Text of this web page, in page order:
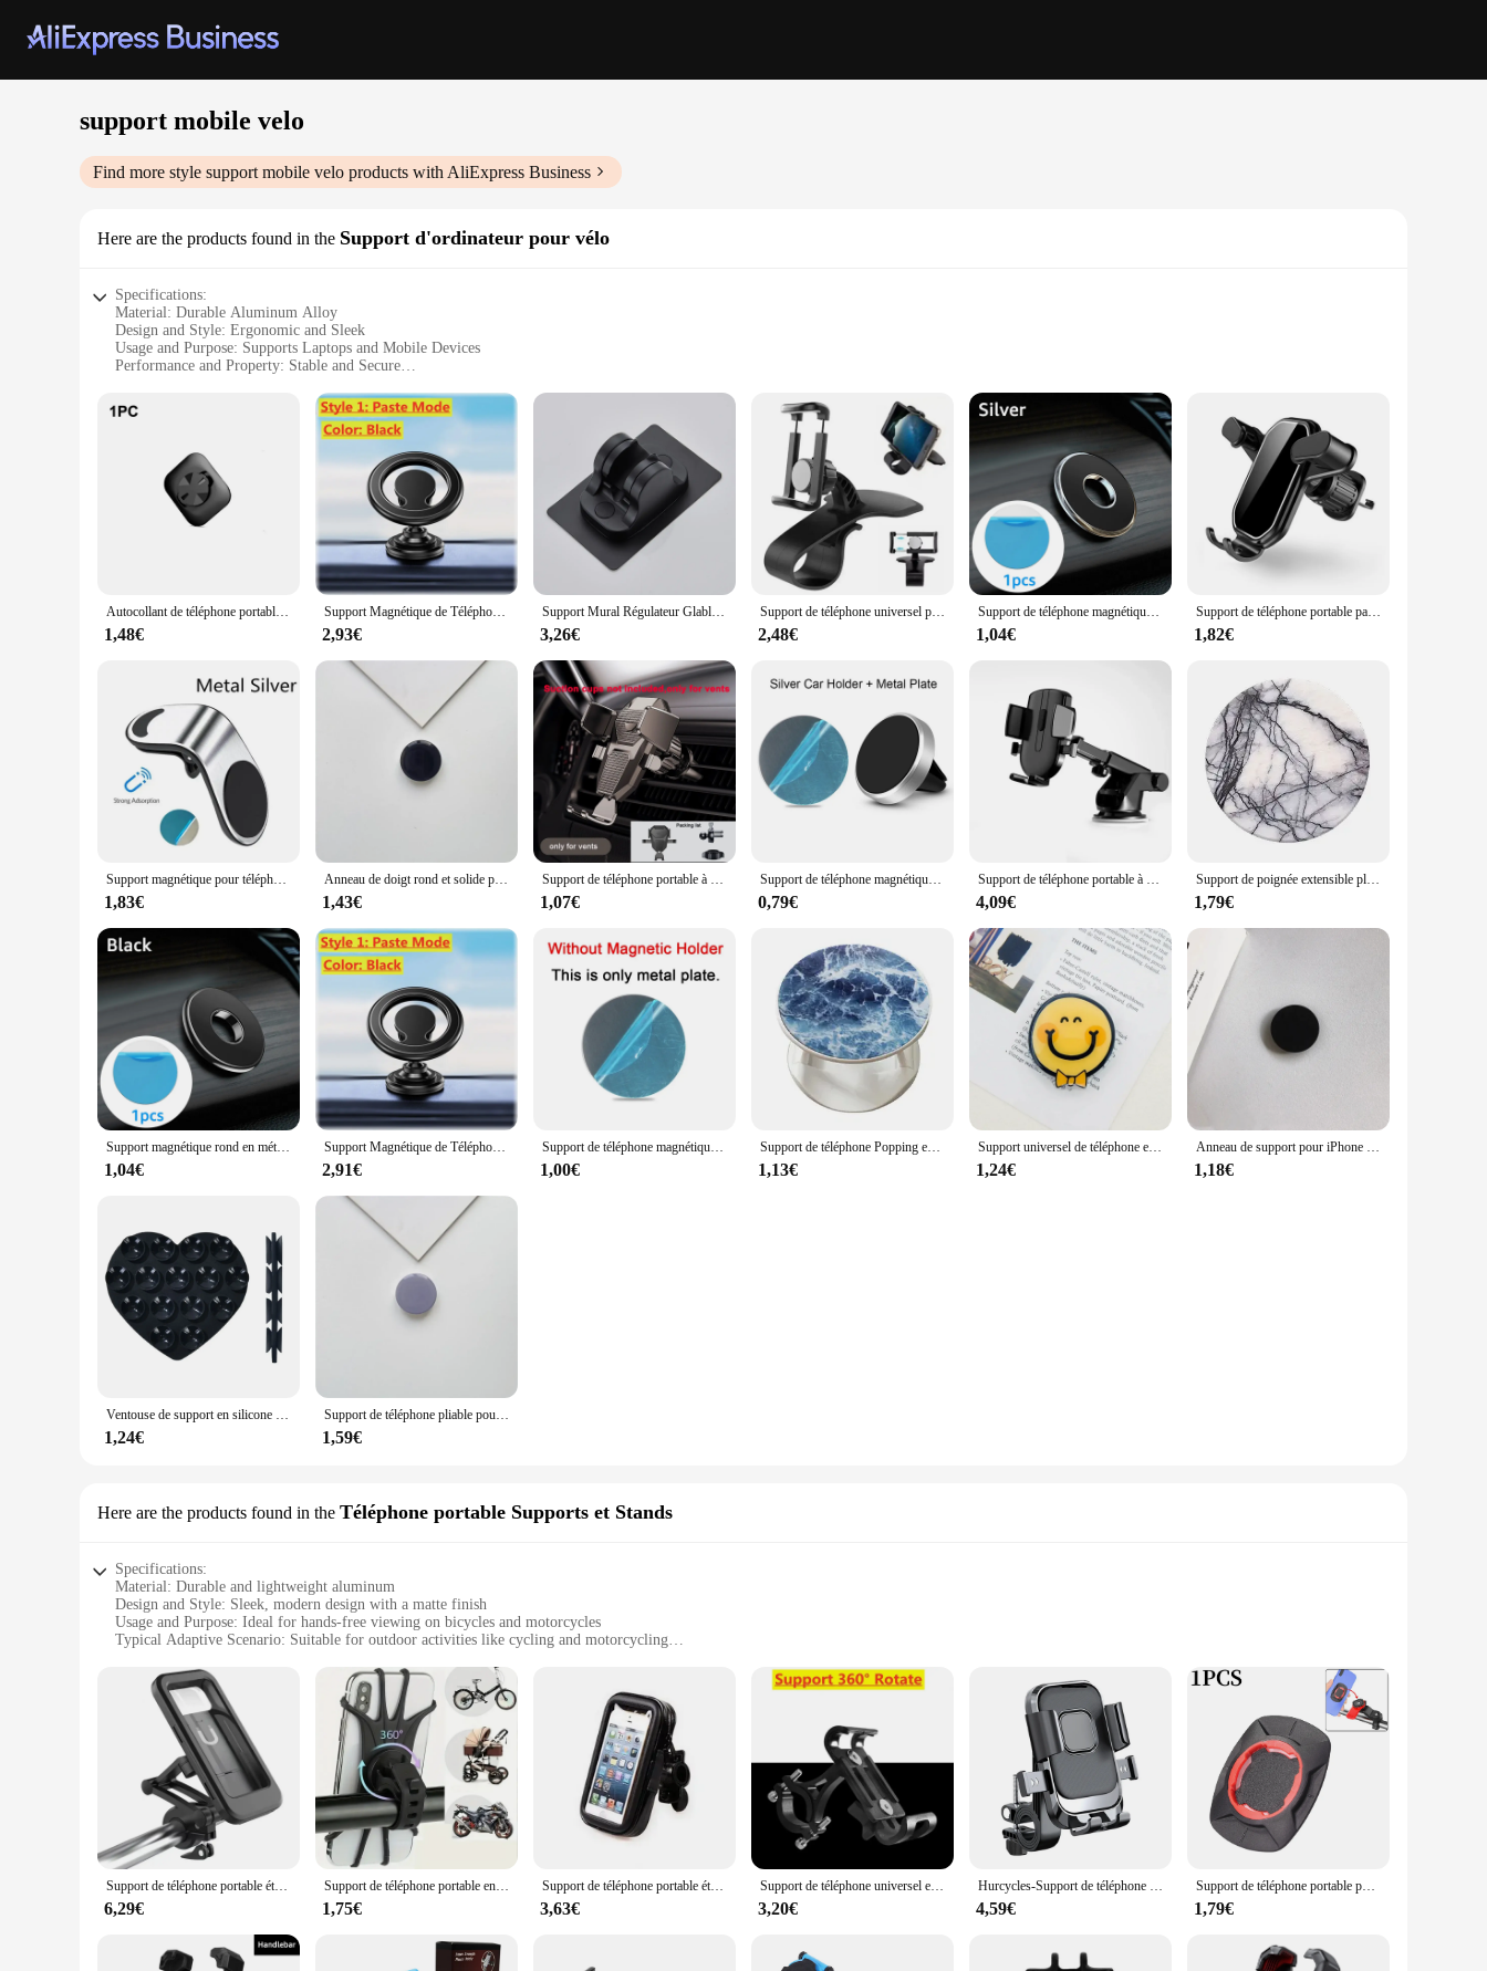
support mobile velo
Find more style support mobile velo products with AliExpress Business
Here are the products found in the Support d'ordinateur pour vélo
Specifications:
Material: Durable Aluminum Alloy
Design and Style: Ergonomic and Sleek
Usage and Purpose: Supports Laptops and Mobile Devices
Performance and Property: Stable and Secure
Applicable People: Cyclists and Outdoor Enthusiasts
**Robust Construction and Ergonomic Design**
The support mobile velo is crafted from a high-grade aluminum alloy, ensuring a robust and durable structure that can withstand the rigors of outdoor cycling. Its sleek design not only complements
the aesthetics of your bike but also offers an ergonomic grip that minimizes hand fatigue during long rides. The support's compact size and lightweight nature make it an unobtrusive addition to your
cycling setup, while its sturdy build guarantees stability and security for your mobile devices.
**Versatile and Convenient for Cyclists**
This support mobile velo is an indispensable accessory for cyclists who need to stay connected on the go. Whether you're a professional cyclist or an enthusiast, this support is designed to securely hold
your laptop or mobile device, allowing you to work, navigate, or communicate hands-free. Its compatibility with a variety of devices ensures that you can use it for both personal and professional
purposes, making it a versatile tool for any cycling adventure.
**Perfect for Wholesale and Vendor Partnerships**
devices, making it a popular choice for retailers. The support's ease of use and portability make it an attractive addition to any cycling gear set, ensuring that your customers can enjoy a seamless blend
of technology and cycling. Whether you're setting up a new business or expanding your product line, this support mobile velo is a reliable choice that is sure to meet the demands of your customers.
Autocollant de téléphone portable pour vélo, support d'ordinateur de vélo GPS, support de support, bouton arrière, adaptateur de pâte pour Garmin, 1 à 3 pièces
1,48€
Support Magnétique de Téléphone Portable pour Voiture, GPS, Magsafe, IPhone 15, 14, 13, 12, Samsung, Xiaomi
2,93€
Support Mural Régulateur Glable pour Pommeau de Douche, Accessoire de Salle de Bain Sans Perceuse
3,26€
Support de téléphone universel pour voiture, support de carte Prada, montage facile, support d'invite GPS, support de téléphone portable dans la voiture, iPhone, Xiaomi, Samsung
2,48€
Support de téléphone magnétique universel pour voiture, support de montage magnétique, support de cellule mobile mural, tableau Prada pour iPhone 15 14
1,04€
Support de téléphone portable par gravité pour voiture, clip d'aération, crochet de montage, support de smartphone cellulaire, support GPS, support mobile, support de support pour iPhone 15, 14, Samsung
1,82€
Support magnétique pour téléphone de voiture, support mobile, support GPS pour smartphone, support pour iPhone 13, 12, 11 Pro Max, Huawei, Xiaomi, Samsung, LG
1,83€
Anneau de doigt rond et solide pour téléphone portable, support pliable pour IPhone et Samsung
1,43€
Support de téléphone portable à ventouse pour voiture, tableau Prada, grille d'aération automatique, support mobile, support GPS, iPhone, Samsung, Xiaomi
1,07€
Support de téléphone magnétique universel pour voiture, support de téléphone portable pour iPhone 15, 14, 13, Samsung, grille d'aération magnétique, support GPS
0,79€
Support de téléphone portable à ventouse pour voiture, pas magnétique, support de montage GPS, iPhone 11 Pro, Xiaomi, Samsung
4,09€
Support de poignée extensible pliable pour téléphone portable, support de poche pour IPones, anneau de doigt, dessin animé mignon
1,79€
Support magnétique rond en métal pour téléphone portable de voiture, aimant de bain, GPS, support mobile, iPhone, Xiaomi, Samsung
1,04€
Support Magnétique de Téléphone Portable pour Voiture, réinitialisation de Ventilation Magnétique pour iPhone 15, 14, 13 Pro Max
2,91€
Support de téléphone magnétique pour voiture, support mobile pour grille d'aération, support mobile, support mobile, support GPS, iPhone Xiaomi Mi Samsung LG
1,00€
Support de téléphone Popping en marbre pour smartphone, prise de poche, support de poignée pour le matin et les tablettes, nouveau, populaire
1,13€
Support universel de téléphone en acrylique transparent, mignon, Corée, Smart Tok, iPhone, Samsung Grip Talk, anneau de doigt, prise de poche
1,24€
Anneau de support pour iPhone 15 et Samsung, support de téléphone, poignée Tok, pliable, solide, prise de poche, support rapide
1,18€
Ventouse de support en silicone en forme de cœur, coussin de partenaires de téléphone portable lavable, mains libres durables, accessoires universels, nouveau
1,24€
Support de téléphone pliable pour iPhone 15 16 14 Xiaomi, anneau de doigt, poignée commandée, prise, document populaire brillant de luxe, Tok
1,59€
Here are the products found in the Téléphone portable Supports et Stands
Specifications:
Material: Durable and lightweight aluminum
Design and Style: Sleek, modern design with a matte finish
Usage and Purpose: Ideal for hands-free viewing on bicycles and motorcycles
Typical Adaptive Scenario: Suitable for outdoor activities like cycling and motorcycling
Performance and Property: Strong grip to securely hold your device
Features:
|Wholesale|Vendors|
**Enhanced Mobility and Convenience**
The support mobile velo is a versatile accessory designed to enhance your mobile experience while on the move. Whether you're a cyclist or a motorcyclist, this stand provides a stable platform for
your smartphone, ensuring that you can easily view navigation, listen to music, or make calls without compromising your safety. The sleek, modern design complements your device, while the
lightweight aluminum construction ensures that it won't add unnecessary bulk to your ride.
**Robust and Reliable Performance**
Crafted with precision, the support mobile velo boasts a robust grip that securely holds your device, preventing it from slipping or falling during your adventures. The strong clamping mechanism is
designed to accommodate a wide range of smartphone sizes, making it a versatile accessory for various devices. The compact and portable design makes it easy to carry, ensuring that you can always
have your support mobile velo at hand when you need it.
**Ideal for Active Lifestyles**
This stand is not just for cyclists and motorcyclists; it's also a perfect accessory for anyone who leads an active lifestyle. Whether you're jogging, hiking, or engaging in any outdoor activity, the
Support de téléphone portable étanche pour moto et vélo, support de téléphone portable réglable, support universel pour vélo, GPS, batterie à 360 °
6,29€
Support de téléphone portable en silicone pour vélo et moto, rotatif à 360 degrés, support rapide de sécurité, type de nervure pour tous les téléphones
1,75€
Support de téléphone portable étanche pour vélo, étui pour téléphone portable de vélo, sac pour iPhone 15 14 13 12 Pro Max Samsung
3,63€
Support de téléphone universel en métal pour moto et vélo, alliage d'aluminium, anti-ald, support rapide, clip GPS, support de vélo, support pour tous les smartphones
3,20€
Hurcycles-Support de téléphone à rotation libre pour vélos, support de navigation pour téléphone portable, support rapide pour la conduite, antichoc pour iPhone, Xiaomi, Samsung
4,59€
Support de téléphone portable pour vélo quadruple, autocollant de montage, support de bain adhésif pour équitation, adaptateur de pâte à bouton arrière
1,79€